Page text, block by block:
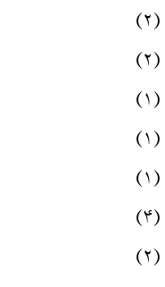
(۲)
(۲)
(۱)
(۱)
(۱)
(۴)
(۲)